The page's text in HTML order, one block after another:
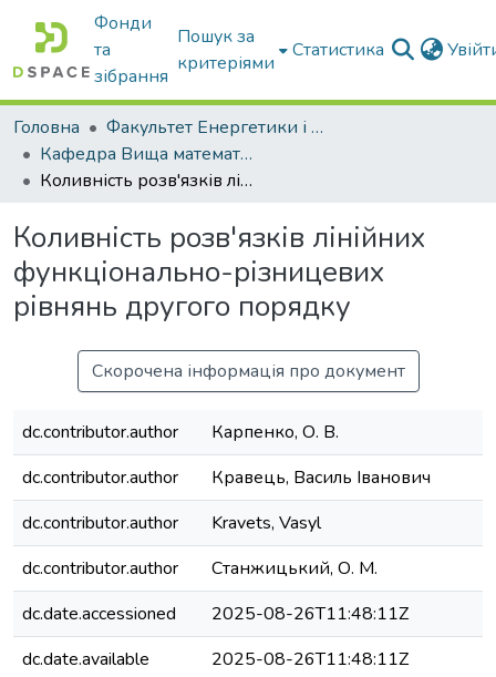
Фонди
та
зібрання
Пошук за
критеріями
Статистика
Головна
Факультет Енергетики і комп'ютерних технологій
Кафедра Вища математика та фізика
Коливність розв'язків лінійних функціонально-різницевих рівнянь другого порядку
Коливність розв'язків лінійних
функціонально-різницевих
рівнянь другого порядку
Скорочена інформація про документ
dc.contributor.author
Карпенко, О. В.
dc.contributor.author
Кравець, Василь Іванович
dc.contributor.author
Kravets, Vasyl
dc.contributor.author
Станжицький, О. М.
dc.date.accessioned
2025-08-26T11:48:11Z
dc.date.available
2025-08-26T11:48:11Z